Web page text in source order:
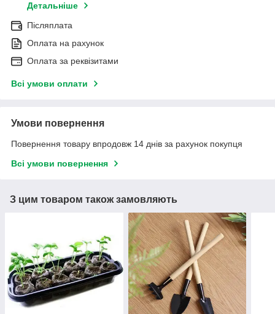
Детальніше
Післяплата
Оплата на рахунок
Оплата за реквізитами
Всі умови оплати
Умови повернення
Повернення товару впродовж 14 днів за рахунок покупця
Всі умови повернення
З цим товаром також замовляють